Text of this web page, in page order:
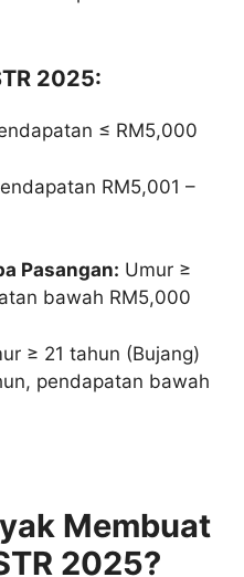
2025:
≤ RM5,000
RM5,001 –
Pasangan: Umur ≥
bawah RM5,000
≥ 21 tahun (Bujang)
pendapatan bawah
Membuat
2025?